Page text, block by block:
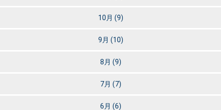
10月 (9)
9月 (10)
8月 (9)
7月 (7)
6月 (6)